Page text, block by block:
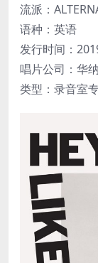
流派：
语种：英语
发行时间：
唱片公司：华
类型：录音室